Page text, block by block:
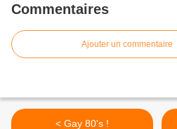
Commentaires
Ajouter un commentaire
< Gay 80's !